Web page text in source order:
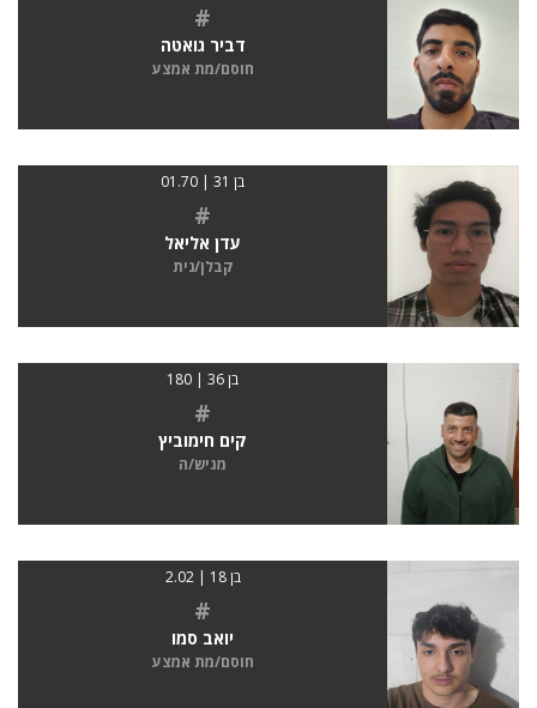
#
דביר גואטה
חוסם/מת אמצע
בן 31 | 01.70
#
עדן אליאל
קבלן/נית
בן 36 | 180
#
קים חימוביץ
מגיש/ה
בן 18 | 2.02
#
יואב סמו
חוסם/מת אמצע